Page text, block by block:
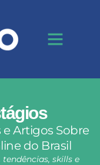
Artigos Sobre
do Brasil
skills e